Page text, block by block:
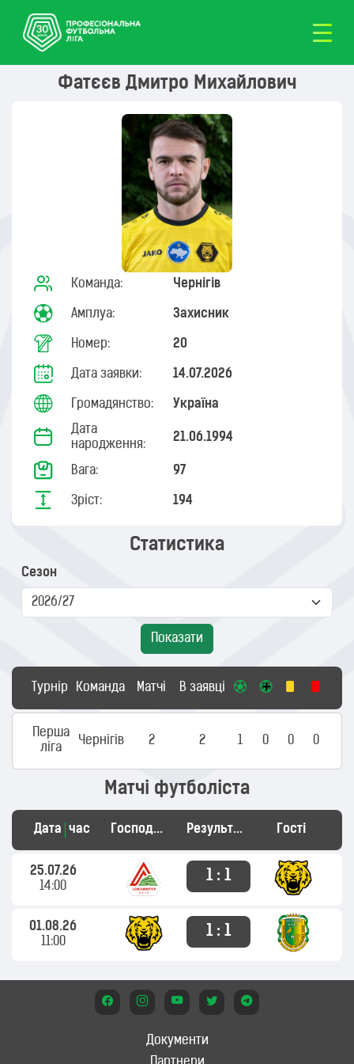
Фатєєв Дмитро Михайлович
Команда: Чернігів
Амплуа: Захисник
Номер: 20
Дата заявки: 14.07.2026
Громадянство: Україна
Дата
народження:
21.06.1994
Вага: 97
Зріст: 194
Статистика
Сезон
Показати
Турнір Команда Матчі В заявці
Перша
ліга
Чернігів 2 2 1 0 0 0
Матчі футболіста
Дата час Господарі Результат Гості
25.07.26
14:00
1 : 1
01.08.26
11:00
1 : 1
Документи